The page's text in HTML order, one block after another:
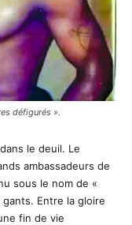
défigurés ».
le deuil. Le
ambassadeurs de
sous le nom de «
Entre la gloire
fin de vie